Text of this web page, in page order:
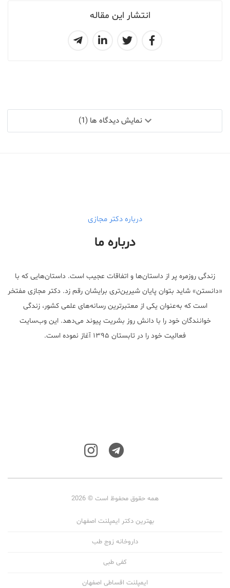
انتشار این مقاله
نمایش دیدگاه ها (1)
درباره دکتر مجازی
درباره ما
زندگی روزمره پر از داستان‌ها و اتفاقات عجیب است. داستان‌هایی که با
«دانستن» شاید بتوان پایان شیرین‌تری برایشان رقم زد. دکتر مجازی مفتخر
است که به‌عنوان یکی از معتبر‌ترین رسانه‌های علمی کشور، زندگی
خوانندگان خود را با دانش روز بشریت پیوند می‌دهد. این وب‌سایت
فعالیت خود را در تابستان ۱۳۹۵ آغاز نموده است.
همه حقوق محفوظ است © 2026
بهترین دکتر ایمپلنت اصفهان
داروخانه زوج طب
کفی طبی
ایمپلنت اقساطی اصفهان